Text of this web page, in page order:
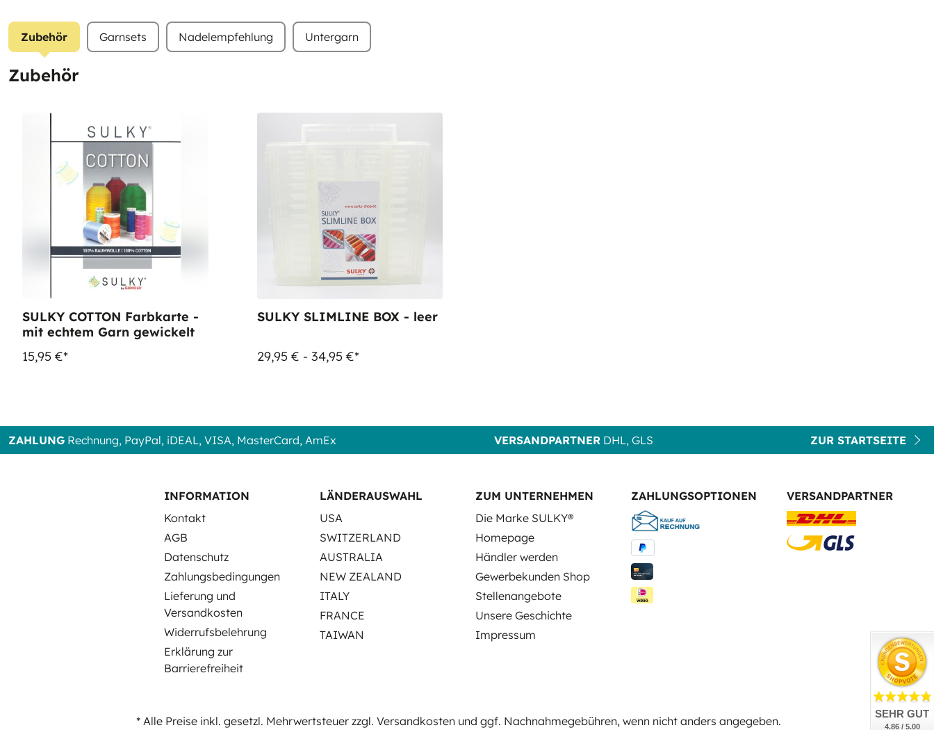
Zubehör Garnsets Nadelempfehlung Untergarn
Zubehör
SULKY COTTON Farbkarte -
mit echtem Garn gewickelt
15,95 €*
SULKY SLIMLINE BOX - leer
29,95 € - 34,95 €*
ZAHLUNG Rechnung, PayPal, iDEAL, VISA, MasterCard, AmEx VERSANDPARTNER DHL, GLS ZUR STARTSEITE
INFORMATION
Kontakt
AGB
Datenschutz
Zahlungsbedingungen
Lieferung und
Versandkosten
Widerrufsbelehrung
Erklärung zur
Barrierefreiheit
LÄNDERAUSWAHL
USA
SWITZERLAND
AUSTRALIA
NEW ZEALAND
ITALY
FRANCE
TAIWAN
ZUM UNTERNEHMEN
Die Marke SULKY®
Homepage
Händler werden
Gewerbekunden Shop
Stellenangebote
Unsere Geschichte
Impressum
ZAHLUNGSOPTIONEN VERSANDPARTNER
* Alle Preise inkl. gesetzl. Mehrwertsteuer zzgl. Versandkosten und ggf. Nachnahmegebühren, wenn nicht anders angegeben.
SEHR GUT
4.86 / 5.00